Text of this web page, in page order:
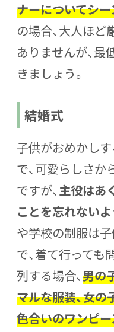
ナーについてシ
の場合、大人ほ
ありませんが、
きましょう。
結婚式
子供がおめかし
で、可愛らしさ
ですが、主役はあ
ことを忘れない
や学校の制服は子
で、着て行っても
列する場合、男の
マルな服装、女
色合いのワンピ